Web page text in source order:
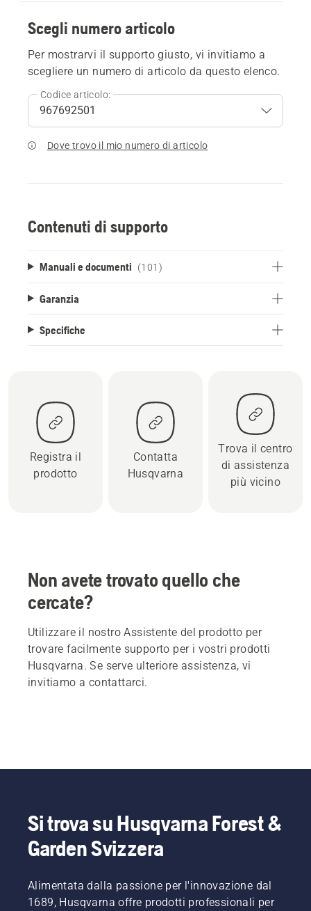
Scegli numero articolo
Per mostrarvi il supporto giusto, vi invitiamo a
scegliere un numero di articolo da questo elenco.
Codice articolo:
Dove trovo il mio numero di articolo
Contenuti di supporto
Manuali e documenti (101)
Garanzia
Specifiche
Registra il
prodotto
Contatta
Husqvarna
Trova il centro
di assistenza
più vicino
Non avete trovato quello che
cercate?
Utilizzare il nostro Assistente del prodotto per
trovare facilmente supporto per i vostri prodotti
Husqvarna. Se serve ulteriore assistenza, vi
invitiamo a contattarci.
Si trova su Husqvarna Forest &
Garden Svizzera
Alimentata dalla passione per l'innovazione dal
1689, Husqvarna offre prodotti professionali per